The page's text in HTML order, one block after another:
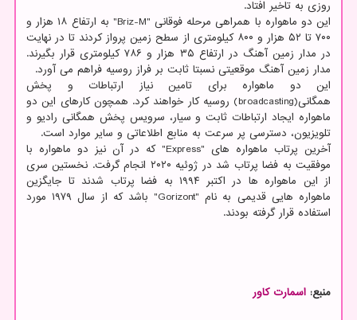
روزی به تاخیر افتاد.
این دو ماهواره با همراهی مرحله فوقانی "Briz-M" به ارتفاع ۱۸ هزار و
۷۰۰ تا ۵۲ هزار و ۸۰۰ کیلومتری از سطح زمین پرواز کردند تا در نهایت
در مدار زمین آهنگ در ارتفاع ۳۵ هزار و ۷۸۶ کیلومتری قرار بگیرند.
مدار زمین آهنگ موقعیتی نسبتا ثابت بر فراز روسیه فراهم می آورد.
این دو ماهواره برای تامین نیاز ارتباطات و پخش
همگانی(broadcasting) روسیه کار خواهند کرد. همچون کارهای این دو
ماهواره ایجاد ارتباطات ثابت و سیار، سرویس پخش همگانی رادیو و
تلویزیون، دسترسی پر سرعت به منابع اطلاعاتی و سایر موارد است.
آخرین پرتاب ماهواره های "Express" که در آن نیز دو ماهواره با
موفقیت به فضا پرتاب شد در ژوئیه ۲۰۲۰ انجام گرفت. نخستین سری
از این ماهواره ها در اکتبر ۱۹۹۴ به فضا پرتاب شدند تا جایگزین
ماهواره هایی قدیمی به نام "Gorizont" باشد که از سال ۱۹۷۹ مورد
استفاده قرار گرفته بودند.
منبع: اسمارت كاور